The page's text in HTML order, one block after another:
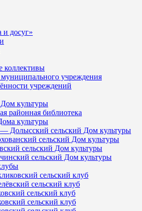
досуг»
коллективы
учреждения
учреждений
культуры
районная библиотека
культуры
— Долысский сельский Дом культуры
сельский Дом культуры
сельский Дом культуры
сельский Дом культуры
сельский клуб
сельский клуб
сельский клуб
сельский клуб